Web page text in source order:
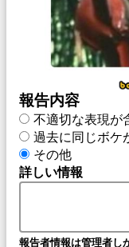
報告内容
不適切な表現が
過去に同じボケ
その他
詳しい情報
報告者情報は管理者し